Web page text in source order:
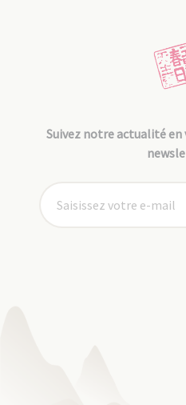
Suivez notre actualité